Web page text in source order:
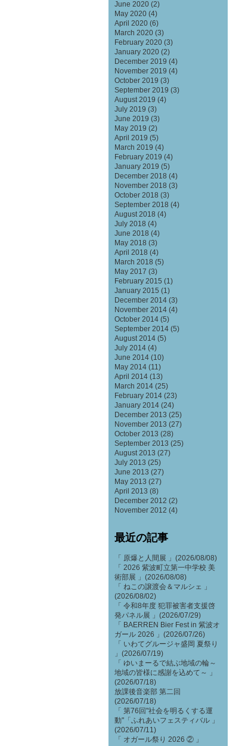
June 2020 (2)
May 2020 (4)
April 2020 (6)
March 2020 (3)
February 2020 (3)
January 2020 (2)
December 2019 (4)
November 2019 (4)
October 2019 (3)
September 2019 (3)
August 2019 (4)
July 2019 (3)
June 2019 (3)
May 2019 (2)
April 2019 (5)
March 2019 (4)
February 2019 (4)
January 2019 (5)
December 2018 (4)
November 2018 (3)
October 2018 (3)
September 2018 (4)
August 2018 (4)
July 2018 (4)
June 2018 (4)
May 2018 (3)
April 2018 (4)
March 2018 (5)
May 2017 (3)
February 2015 (1)
January 2015 (1)
December 2014 (3)
November 2014 (4)
October 2014 (5)
September 2014 (5)
August 2014 (5)
July 2014 (4)
June 2014 (10)
May 2014 (11)
April 2014 (13)
March 2014 (25)
February 2014 (23)
January 2014 (24)
December 2013 (25)
November 2013 (27)
October 2013 (28)
September 2013 (25)
August 2013 (27)
July 2013 (25)
June 2013 (27)
May 2013 (27)
April 2013 (8)
December 2012 (2)
November 2012 (4)
最近の記事
「 原爆と人間展 」(2026/08/08)
「 2026 紫波町立第一中学校 美
術部展 」(2026/08/08)
「 ねこの譲渡会＆マルシェ 」
(2026/08/02)
「 令和8年度 犯罪被害者支援啓
発パネル展 」(2026/07/29)
「 BAERREN Bier Fest in 紫波オ
ガール 2026 」(2026/07/26)
「 いわてグルージャ盛岡 夏祭り
」(2026/07/19)
「 ゆいまーるで結ぶ地域の輪～
地域の皆様に感謝を込めて～ 」
(2026/07/18)
放課後音楽部 第二回
(2026/07/18)
「 第76回"社会を明るくする運
動"「ふれあいフェスティバル 」
(2026/07/11)
「 オガール祭り 2026 ② 」